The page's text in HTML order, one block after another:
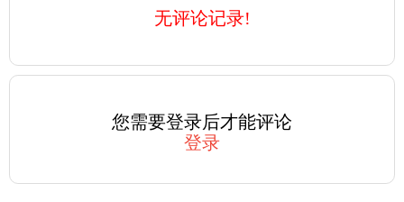
无评论记录!
您需要登录后才能评论
登录